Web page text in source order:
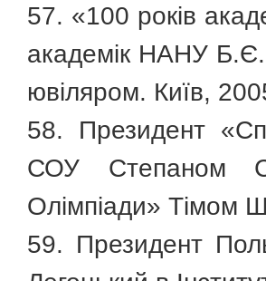
57. «100 років
академік НАНУ
ювіляром. Київ,
58. Президент
СОУ Степаном
Олімпіади» Тімом
59. Президент